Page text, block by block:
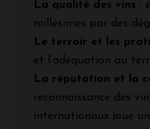
La qualité des vins :
millésimes par des
Le terroir et les
et l’adéquation au
La réputation et la
reconnaissance des
internationaux joue